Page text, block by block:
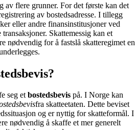
av flere grunner. For det første kan det
av bostedsadresse. I tillegg
eller andre finansinstitusjoner ved
Skattemessig kan et
nødvendig for å fastslå skatteregimet en
seg etbostedsbevis på. I Norge kan
fra skatteetaten. Dette beviset
og er nyttig for skatteformål. I
nødvendig å skaffe et mer generelt